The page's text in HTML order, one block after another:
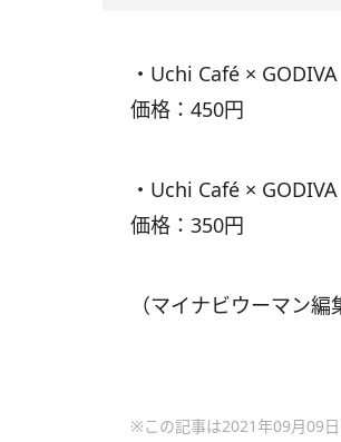
・Uchi Café ×
価格：450円
・Uchi Café ×
価格：350円
（マイナビウーマン編
※この記事は2021年09月09